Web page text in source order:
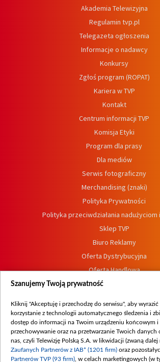
Akademia Telewizyjna
Regulamin tvp.pl
Telegazeta ogłoszenia
Informacje o nadawcy
Konkursy
Zgłoś program (ROPAT)
Kariera w TVP
Kontakt
Centrum informacji TVP
Komisja Etyki
Program dla prasy
Dla mediów
Serwis fotograficzny
Merchandising (znaki)
Polityka Prywatności
Polityka przeciwdziałania nadużyciom
Sklep TVP
Biuro Reklamy
Oferta Dystrybucyjna
Oferta Handlowa
Dostępność
Procedura zgłoszeń
Szanujemy Twoją prywatność
Kliknij "Akceptuję i przechodzę do serwisu", aby wyrazić
korzystanie z technologii automatycznego śledzenia i
dostęp do informacji na Twoim urządzeniu końcowym i
przechowywanie oraz na przetwarzanie Twoich danych
nas, czyli Telewizję Polską S.A. w likwidacji (zwaną dalej
Zaufanych Partnerów z IAB* (1201 firm) oraz
Partnerów TVP (93 firm) , w celach marketingowych (w